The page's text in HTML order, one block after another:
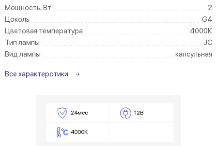
Мощность, Вт
2
Цоколь
G4
Цветовая температура
4000К
Тип лампы
JC
Вид лампы
капсульная
Все характерстики
24мес 12В
4000К